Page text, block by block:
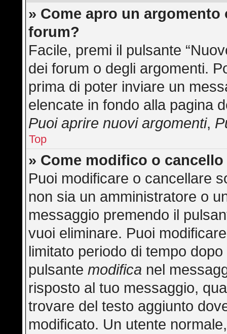
» Come apro un
forum?
Facile, premi il pulsante
dei forum o degli argomenti.
prima di poter inviare un
elencate in fondo alla pagina
Puoi aprire nuovi argomenti,
Top
» Come modifico o
Puoi modificare o cancellare
non sia un amministratore o
messaggio premendo il
vuoi eliminare. Puoi
limitato periodo di tempo
pulsantemodifica nel
risposto al tuo messaggio,
trovare del testo aggiunto
modificato. Un utente